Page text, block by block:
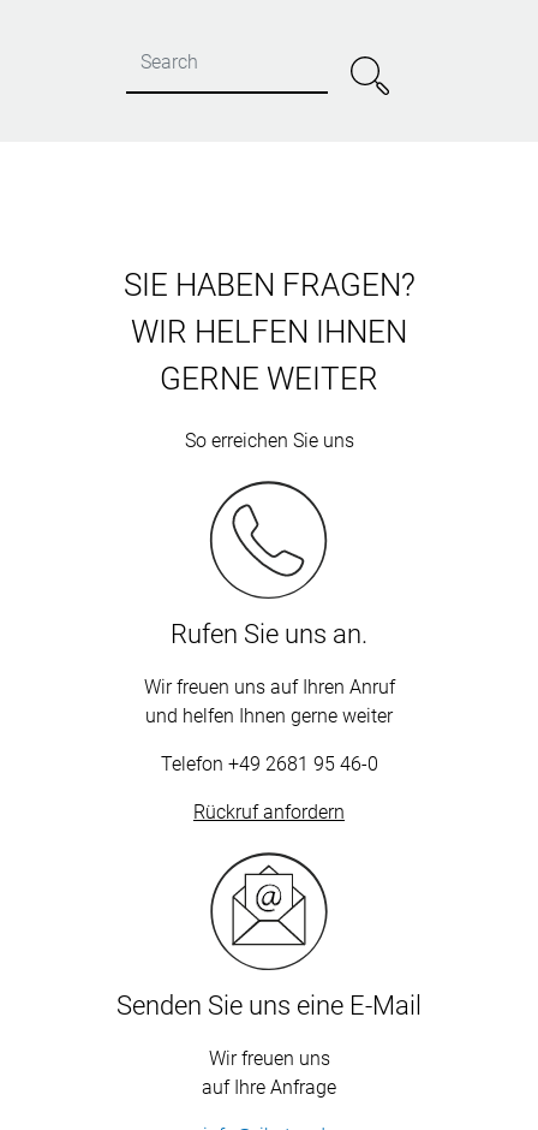
SIE HABEN FRAGEN?
WIR HELFEN IHNEN
GERNE WEITER
So erreichen Sie uns
Rufen Sie uns an.
Wir freuen uns auf Ihren Anruf
und helfen Ihnen gerne weiter
Telefon +49 2681 95 46-0
Rückruf anfordern
Senden Sie uns eine E-Mail
Wir freuen uns
auf Ihre Anfrage